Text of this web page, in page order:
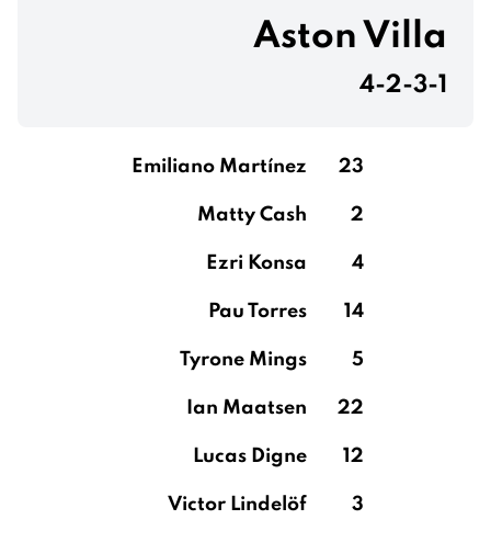
Aston Villa
4-2-3-1
Emiliano Martínez 23
Matty Cash 2
Ezri Konsa 4
Pau Torres 14
Tyrone Mings 5
Ian Maatsen 22
Lucas Digne 12
Victor Lindelöf 3